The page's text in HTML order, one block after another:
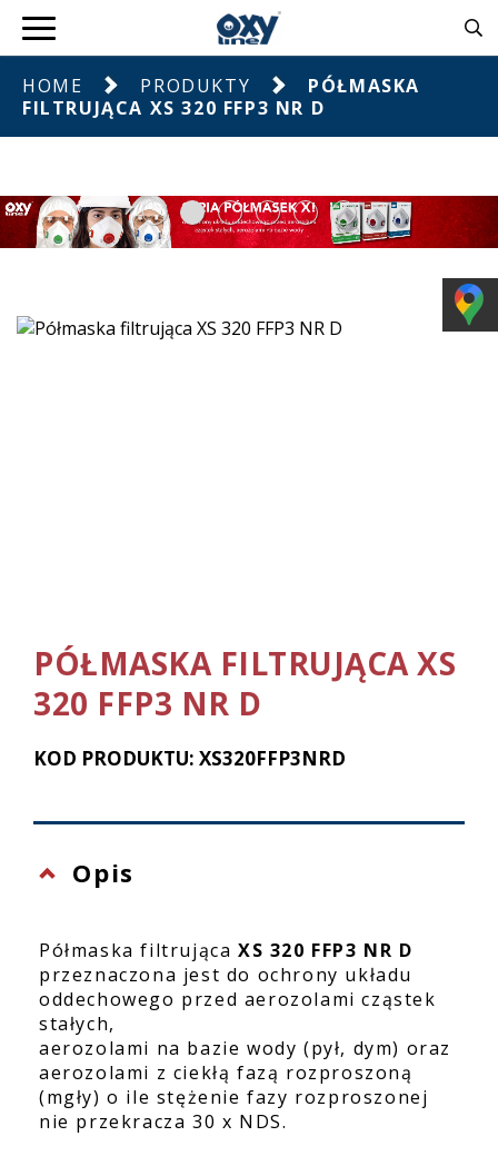
HOME PRODUKTY
PÓŁMASKA
FILTRUJĄCA XS 320 FFP3 NR D
PÓŁMASKA FILTRUJĄCA XS
320 FFP3 NR D
KOD PRODUKTU: XS320FFP3NRD
Opis
Półmaska filtrującaXS 320 FFP3 NR D
przeznaczona jest do ochrony układu
oddechowego przed aerozolami cząstek
stałych,
aerozolami na bazie wody (pył, dym) oraz
aerozolami z ciekłą fazą rozproszoną
(mgły) o ile stężenie fazy rozproszonej
nie przekracza 30 x NDS.